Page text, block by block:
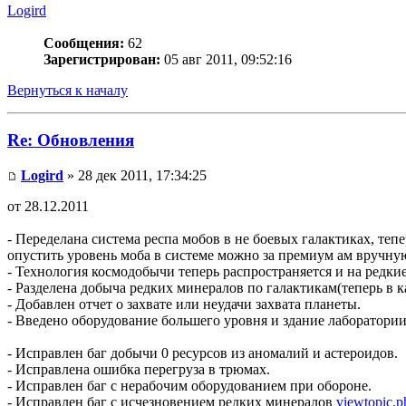
Logird
Сообщения: 62
Зарегистрирован: 05 авг 2011, 09:52:16
Вернуться к началу
Re: Обновления
Logird » 28 дек 2011, 17:34:25
от 28.12.2011
- Переделана система респа мобов в не боевых галактиках,
опустить уровень моба в системе можно за премиум ам
- Технология космодобычи теперь распространяется и на
- Разделена добыча редких минералов по галактикам(теперь
- Добавлен отчет о захвате или неудачи захвата планеты.
- Введено оборудование большего уровня и здание
- Исправлен баг добычи 0 ресурсов из аномалий и астероидов.
- Исправлена ошибка перегруза в трюмах.
- Исправлен баг с нерабочим оборудованием при обороне.
- Исправлен баг с исчезновением редких минералов